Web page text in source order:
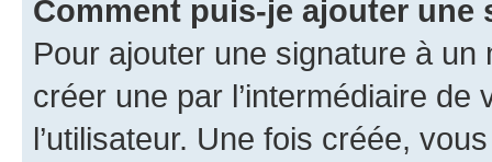
Comment puis-je ajouter une
Pour ajouter une signature à un
créer une par l’intermédiaire
l’utilisateur. Une fois créée,